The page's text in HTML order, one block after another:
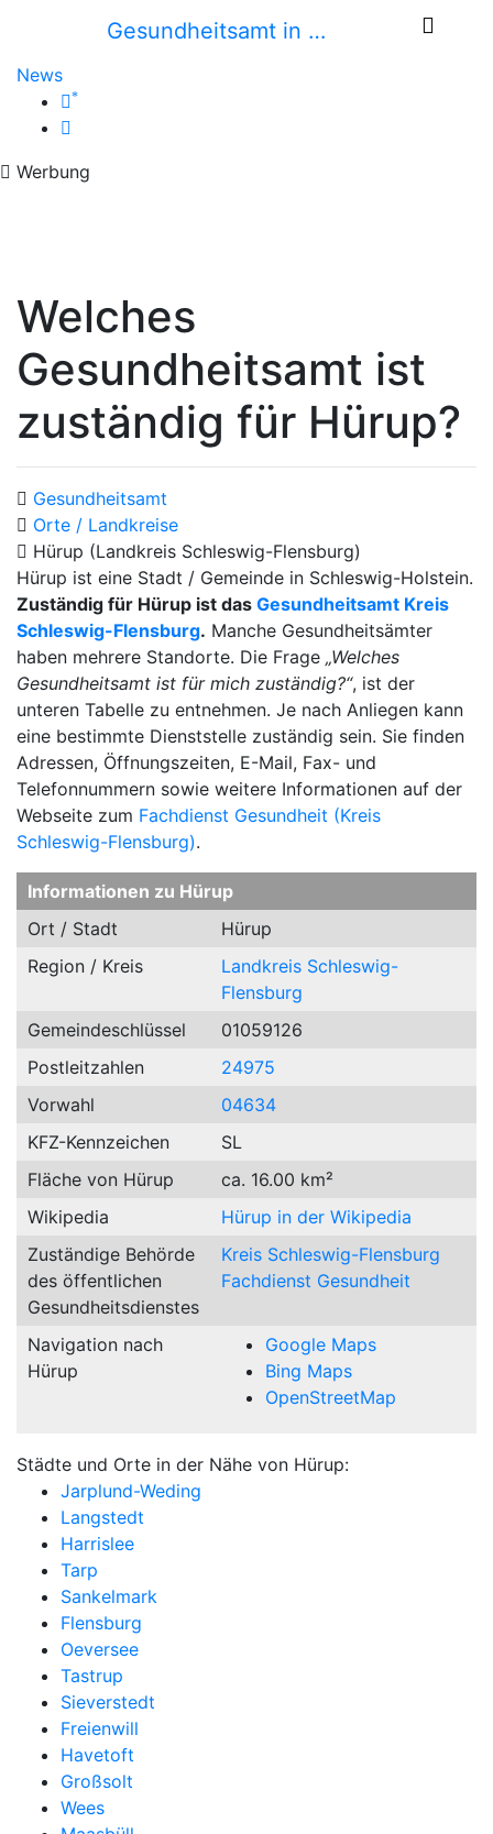
Gesundheitsamt in …
News
*
Werbung
Welches
Gesundheitsamt ist
zuständig für Hürup?
Gesundheitsamt
Orte / Landkreise
Hürup (Landkreis Schleswig-Flensburg)
Hürup ist eine Stadt / Gemeinde in Schleswig-Holstein.
Zuständig für Hürup ist das Gesundheitsamt Kreis
Schleswig-Flensburg. Manche Gesundheitsämter
haben mehrere Standorte. Die Frage „Welches
Gesundheitsamt ist für mich zuständig?“, ist der
unteren Tabelle zu entnehmen. Je nach Anliegen kann
eine bestimmte Dienststelle zuständig sein. Sie finden
Adressen, Öffnungszeiten, E-Mail, Fax- und
Telefonnummern sowie weitere Informationen auf der
Webseite zum Fachdienst Gesundheit (Kreis
Schleswig-Flensburg).
Informationen zu Hürup
Ort / Stadt
Hürup
Region / Kreis
Landkreis Schleswig-
Flensburg
Gemeindeschlüssel
01059126
Postleitzahlen
24975
Vorwahl
04634
KFZ-Kennzeichen
SL
Fläche von Hürup
ca. 16.00 km²
Wikipedia
Hürup in der Wikipedia
Zuständige Behörde
des öffentlichen
Gesundheitsdienstes
Kreis Schleswig-Flensburg
Fachdienst Gesundheit
Navigation nach
Hürup
Google Maps
Bing Maps
OpenStreetMap
Städte und Orte in der Nähe von Hürup:
Jarplund-Weding
Langstedt
Harrislee
Tarp
Sankelmark
Flensburg
Oeversee
Tastrup
Sieverstedt
Freienwill
Havetoft
Großsolt
Wees